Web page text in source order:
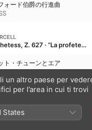
ォード伯爵の行進曲
The Prophetess, Z. 627 · “La profetessa, o la storia di Dioclesiano”
ト・チューンとエア
I. 戦いのガイヤルド
un altro paese per
per l’area in cui ti trovi
States